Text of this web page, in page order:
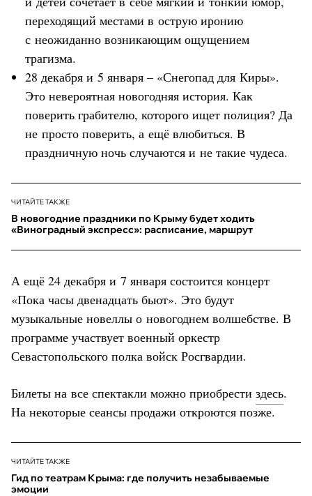
переходящий местами в острую иронию
с неожиданно возникающим ощущением
трагизма.
28 декабря и 5 января – «Снегопад для Киры».
Это невероятная новогодняя история. Как
поверить грабителю, которого ищет полиция? Да
не просто поверить, а ещё влюбиться. В
праздничную ночь случаются и не такие чудеса.
ЧИТАЙТЕ ТАКЖЕ
В новогодние праздники по Крыму будет ходить
«Виноградный экспресс»: расписание, маршрут
А ещё 24 декабря и 7 января состоится концерт
«Пока часы двенадцать бьют». Это будут
музыкальные новеллы о новогоднем волшебстве. В
программе участвует военный оркестр
Севастопольского полка войск Росгвардии.
Билеты на все спектакли можно приобрести здесь.
На некоторые сеансы продажи откроются позже.
ЧИТАЙТЕ ТАКЖЕ
Гид по театрам Крыма: где получить незабываемые
эмоции